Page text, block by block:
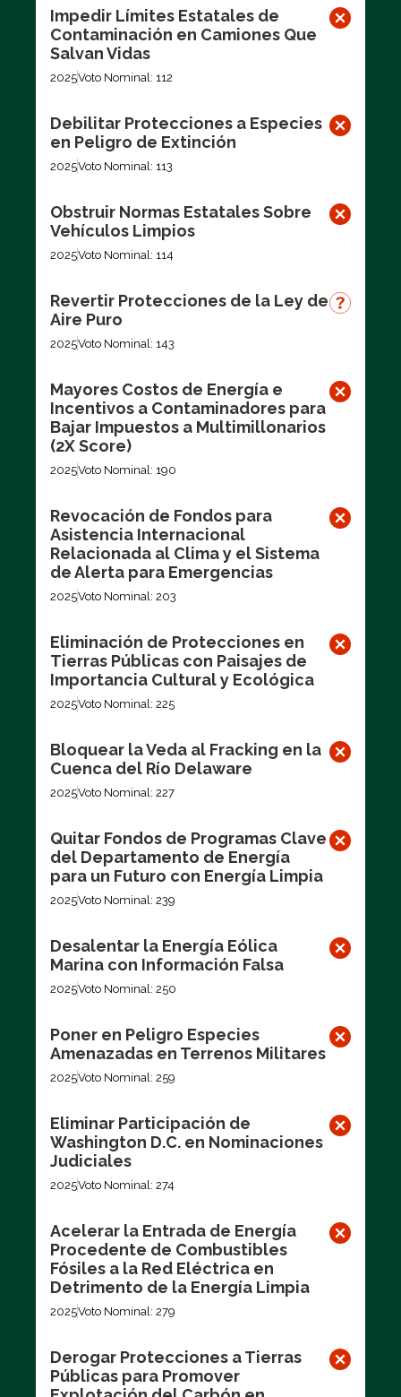
Impedir Límites Estatales de
Contaminación en Camiones Que
Salvan Vidas
2025Voto Nominal: 112
Debilitar Protecciones a Especies
en Peligro de Extinción
2025Voto Nominal: 113
Obstruir Normas Estatales Sobre
Vehículos Limpios
2025Voto Nominal: 114
Revertir Protecciones de la Ley de
Aire Puro
2025Voto Nominal: 143
Mayores Costos de Energía e
Incentivos a Contaminadores para
Bajar Impuestos a Multimillonarios
(2X Score)
2025Voto Nominal: 190
Revocación de Fondos para
Asistencia Internacional
Relacionada al Clima y el Sistema
de Alerta para Emergencias
2025Voto Nominal: 203
Eliminación de Protecciones en
Tierras Públicas con Paisajes de
Importancia Cultural y Ecológica
2025Voto Nominal: 225
Bloquear la Veda al Fracking en la
Cuenca del Río Delaware
2025Voto Nominal: 227
Quitar Fondos de Programas Clave
del Departamento de Energía
para un Futuro con Energía Limpia
2025Voto Nominal: 239
Desalentar la Energía Eólica
Marina con Información Falsa
2025Voto Nominal: 250
Poner en Peligro Especies
Amenazadas en Terrenos Militares
2025Voto Nominal: 259
Eliminar Participación de
Washington D.C. en Nominaciones
Judiciales
2025Voto Nominal: 274
Acelerar la Entrada de Energía
Procedente de Combustibles
Fósiles a la Red Eléctrica en
Detrimento de la Energía Limpia
2025Voto Nominal: 279
Derogar Protecciones a Tierras
Públicas para Promover